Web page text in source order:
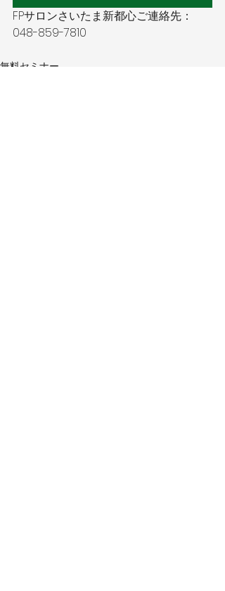
FPサロンさいたま新都心ご連絡先：
048-859-7810
無料セミナー